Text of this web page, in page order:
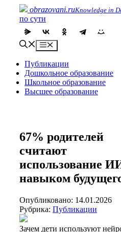
content
obrazovani.ruKnowledge in
по сути
Menu
Публикации
Дошкольное образование
Школьное образование
Высшее образование
67% родителей
считают
использование
навыком
Опубликовано: 14.01.2026
Рубрика: Публикации
Зачем дети используют